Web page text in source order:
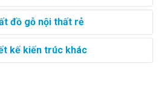
đồ gỗ nội thất rẻ
kế kiến trúc khác